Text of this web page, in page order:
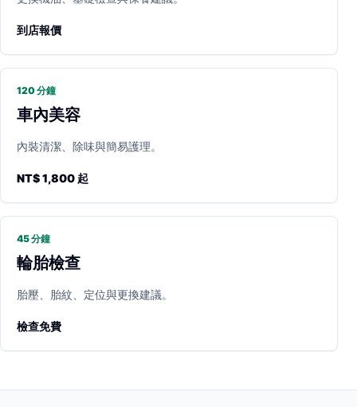
到店報價
120 分鐘
車內美容
內裝清潔、除味與簡易護理。
NT$ 1,800 起
45 分鐘
輪胎檢查
胎壓、胎紋、定位與更換建議。
檢查免費